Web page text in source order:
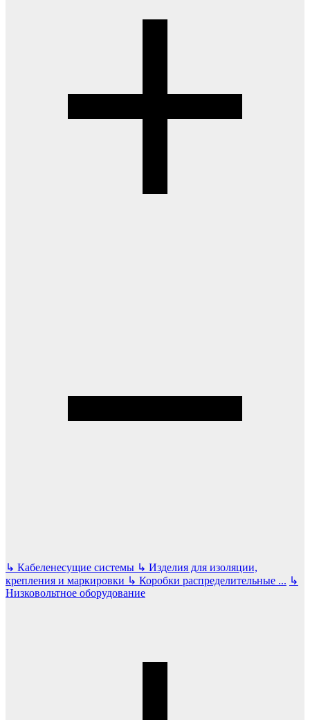
↳ Кабеленесущие системы ↳ Изделия для изоляции,
крепления и маркировки ↳ Коробки распределительные ... ↳
Низковольтное оборудование